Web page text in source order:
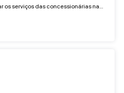
os serviços das concessionárias na…